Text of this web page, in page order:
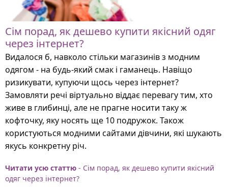
Сім порад, як дешево купити якісний одяг
через інтернет?
Видалося б, навколо стільки магазинів з модним
одягом - на будь-який смак і гаманець. Навіщо
ризикувати, купуючи щось через інтернет?
Замовляти речі віртуально віддає перевагу тим, хто
живе в глибинці, але не прагне носити таку ж
кофточку, яку носять ще 10 подружок. Також
користуються модними сайтами дівчини, які шукають
якусь конкретну річ.
Читати усю статтю - Сім порад, як дешево купити якісний
одяг через інтернет?